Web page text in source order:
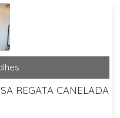
REGATA CANELADA